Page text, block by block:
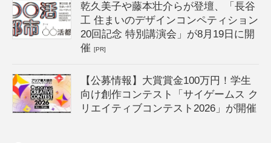
乾久美子や藤本壮介らが登壇、「長谷
工 住まいのデザインコンペティション
20回記念 特別講演会」が8月19日に開
催[PR]
【公募情報】大賞賞金100万円！学生
向け創作コンテスト「サイゲームス ク
リエイティブコンテスト2026」が開催